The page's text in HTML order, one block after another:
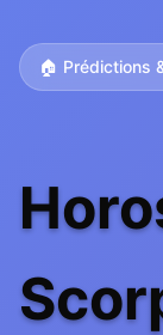
🏠 Prédictions